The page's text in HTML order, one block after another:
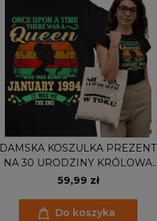
DAMSKA KOSZULKA PREZENT
NA 30 URODZINY KRÓLOWA
URODZONA W STYCZNIU 1994
59,99 zł
Do koszyka